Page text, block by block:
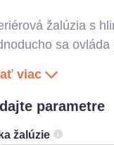
žalúzia s
sa
viac
parametre
žalúzie